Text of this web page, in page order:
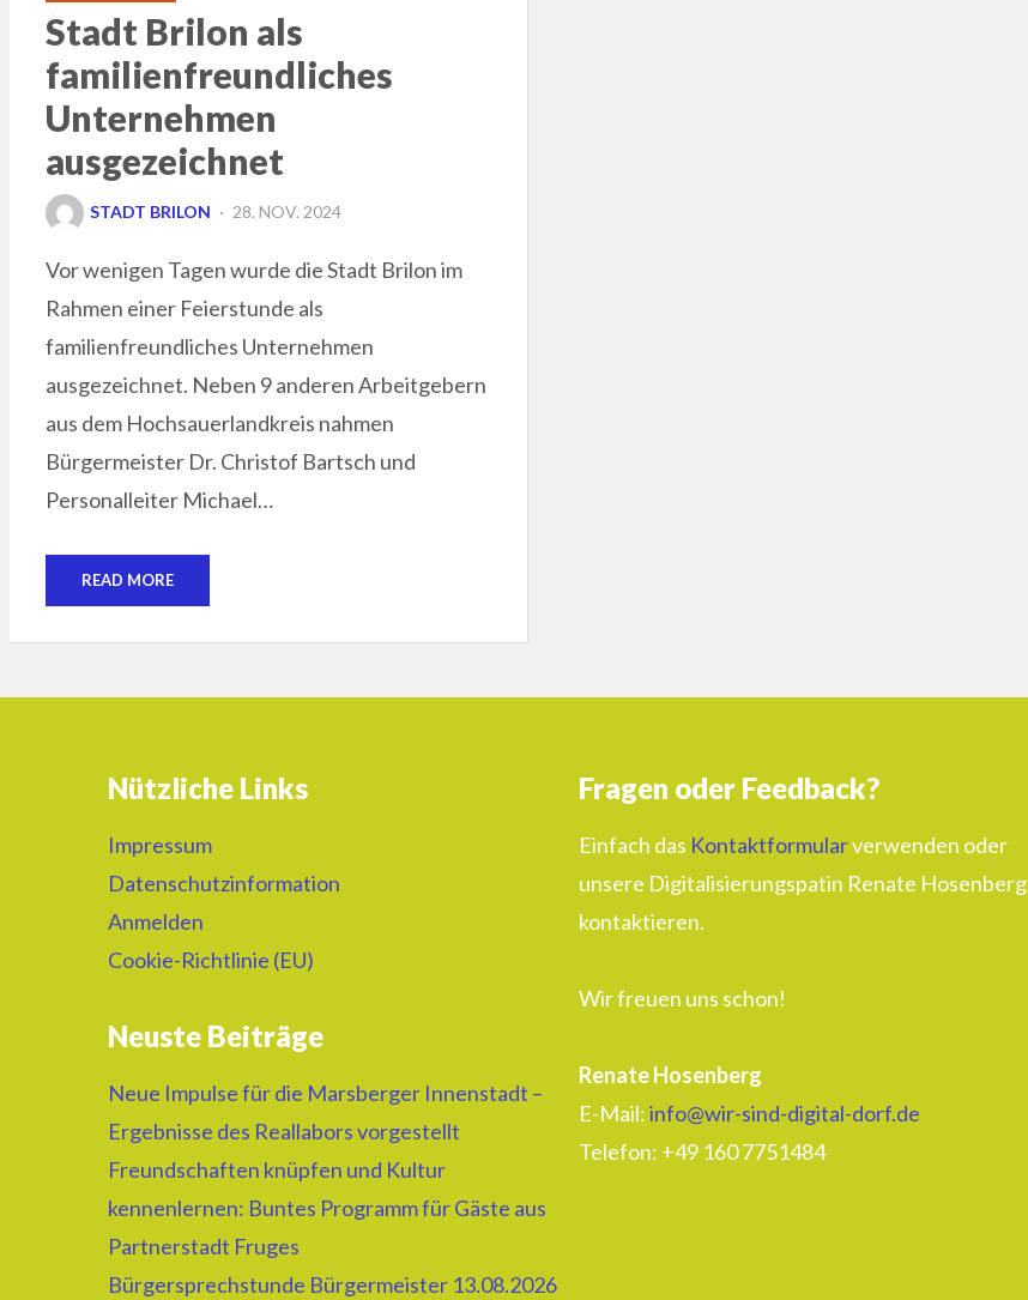
Stadt Brilon als
familienfreundliches
Unternehmen
ausgezeichnet
STADT BRILON
POSTED
28. NOV. 2024
Vor wenigen Tagen wurde die Stadt Brilon im
Rahmen einer Feierstunde als
familienfreundliches Unternehmen
ausgezeichnet. Neben 9 anderen Arbeitgebern
aus dem Hochsauerlandkreis nahmen
Bürgermeister Dr. Christof Bartsch und
Personalleiter Michael…
READ MORE
Nützliche Links
Impressum
Datenschutzinformation
Anmelden
Cookie-Richtlinie (EU)
Neuste Beiträge
Neue Impulse für die Marsberger Innenstadt –
Ergebnisse des Reallabors vorgestellt
Freundschaften knüpfen und Kultur
kennenlernen: Buntes Programm für Gäste aus
Partnerstadt Fruges
Bürgersprechstunde Bürgermeister 13.08.2026
Fragen oder Feedback?
Einfach das Kontaktformularverwenden oder
unsere Digitalisierungspatin Renate Hosenberg
kontaktieren.
Wir freuen uns schon!
Renate Hosenberg
E-Mail:info@wir-sind-digital-dorf.de
Telefon: ‭+49 160 7751484‬